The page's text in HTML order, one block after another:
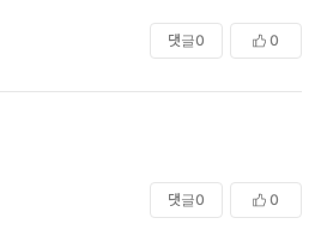
댓글0 0
댓글0 0